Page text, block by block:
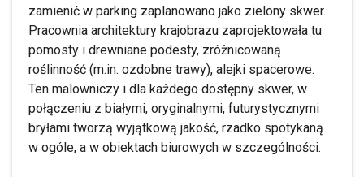
zamienić w parking zaplanowano jako zielony skwer.
Pracownia architektury krajobrazu zaprojektowała tu
pomosty i drewniane podesty, zróżnicowaną
roślinność (m.in. ozdobne trawy), alejki spacerowe.
Ten malowniczy i dla każdego dostępny skwer, w
połączeniu z białymi, oryginalnymi, futurystycznymi
bryłami tworzą wyjątkową jakość, rzadko spotykaną
w ogóle, a w obiektach biurowych w szczególności.